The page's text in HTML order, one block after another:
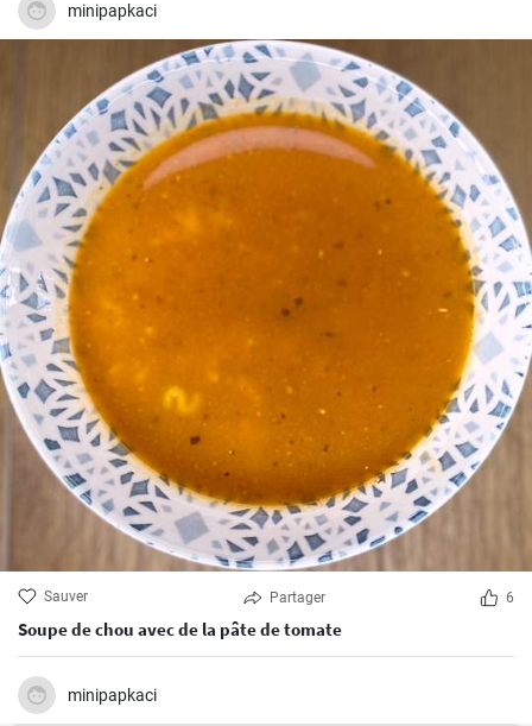
minipapkaci
Sauver Partager 6
Soupe de chou avec de la pâte de tomate
minipapkaci